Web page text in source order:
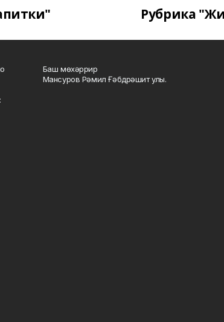
Рубрика
Баш мөхәррир
Мансуров Рәмил Ғәбдрәшит улы.